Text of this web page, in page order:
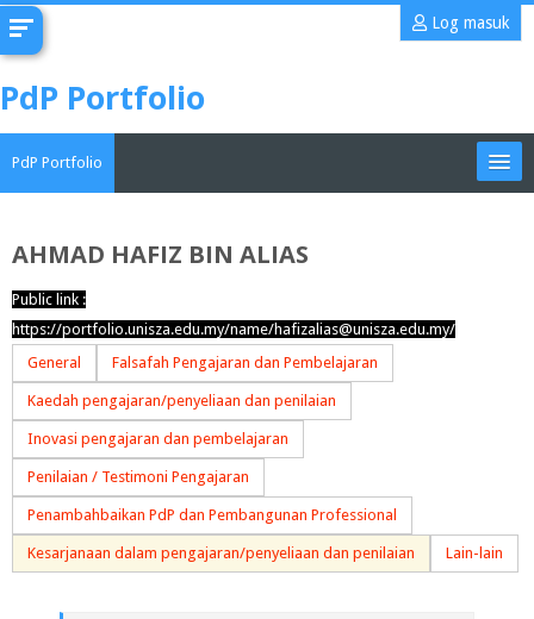
Langkau
utama
Log masuk
PdP Portfolio
PdP Portfolio
Bahasa Melayu ‎(ms)‎
Cari
kursus
AHMAD HAFIZ BIN ALIAS
Public link :
https://portfolio.unisza.edu.my/name/hafizalias@unisza.edu.my/
General
Falsafah Pengajaran dan Pembelajaran
Kaedah pengajaran/penyeliaan dan penilaian
Inovasi pengajaran dan pembelajaran
Penilaian / Testimoni Pengajaran
Penambahbaikan PdP dan Pembangunan Professional
Kesarjanaan dalam pengajaran/penyeliaan dan penilaian Lain-lain